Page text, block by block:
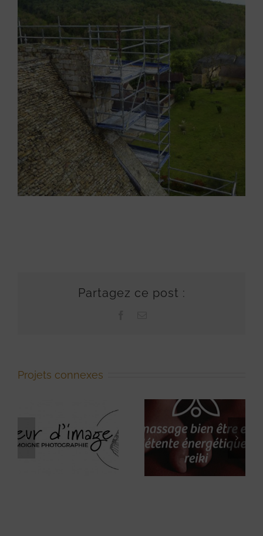
Partagez ce post :
Projets connexes
Massage
bien-être, et
détente
énergétique,
Au Petit
Bazar